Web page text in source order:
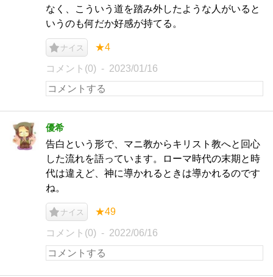
なく、こういう道を踏み外したような人がいると
いうのも何だか好感が持てる。
ナイス ★4
コメント(0) 2023/01/16
優希
告白という形で、マニ教からキリスト教へと回心
した流れを語っています。ローマ時代の末期と時
代は違えど、神に導かれるときは導かれるのです
ね。
ナイス ★49
コメント(0) 2022/06/16